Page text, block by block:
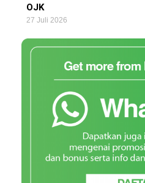
OJK
27 Juli 2026